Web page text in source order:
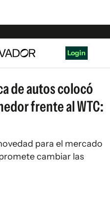
Login
de autos colocó
frente al WTC:
para el mercado
cambiar las